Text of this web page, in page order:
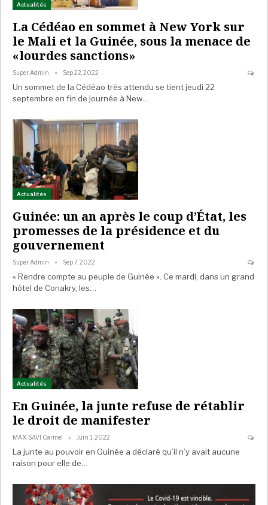
Actualités
La Cédéao en sommet à New York sur
le Mali et la Guinée, sous la menace de
«lourdes sanctions»
Super Admin Sep 22, 2022
Un sommet de la Cédéao très attendu se tient jeudi 22
septembre en fin de journée à New…
Actualités
Guinée: un an après le coup d’État, les
promesses de la présidence et du
gouvernement
Super Admin Sep 7, 2022
« Rendre compte au peuple de Guinée ». Ce mardi, dans un grand
hôtel de Conakry, les…
Actualités
En Guinée, la junte refuse de rétablir
le droit de manifester
MAX-SAVI Carmel Juin 1, 2022
La junte au pouvoir en Guinée a déclaré qu’il n’y avait aucune
raison pour elle de…